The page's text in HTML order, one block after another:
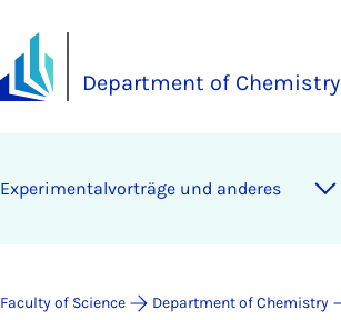
Department of Chemistry
Experimentalvorträge und anderes
Faculty of Science Department of Chemistry